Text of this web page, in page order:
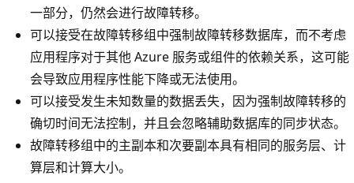
一部分，仍然会进行故障转移。
可以接受在故障转移组中强制故障转移数据库，而不考虑
应用程序对于其他 Azure 服务或组件的依赖关系，这可能
会导致应用程序性能下降或无法使用。
可以接受发生未知数量的数据丢失，因为强制故障转移的
确切时间无法控制，并且会忽略辅助数据库的同步状态。
故障转移组中的主副本和次要副本具有相同的服务层、计
算层和计算大小。